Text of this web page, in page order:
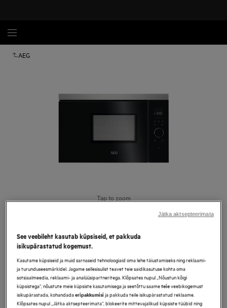
AEG
Tap to zoom
MBB1756SEM
Integreeritud Mikrolaineahi 8000
Seeria TouchOpen
Eelised
Mikrolaineahju uks avaneb elektroonilise, puutetundliku ukse abil kiiresti.
Salvestage kiireks juurdepääsuks kuni 3 lemmikfunktsiooni kohandatud
mikrolaineseadetena.
See veebileht kasutab küpsiseid, et pakkuda
isikupärastatud kogemust.
Kasutame küpsiseid ja muid sarnaseid tehnoloogiaid oma lehe täiustamiseks ning reklaami-
ja turunduseesmärkidel. Jagame sellesisulist teavet teie saidikasutuse kohta oma
sotsiaalmeedia, reklaami- ja analüüsipartneritega. Klõpsates nupul „Nõustun kõigi
küpsistega“, nõustute meie küpsiste kasutamisega ja seetõttu saameteieveebikogemust
isikupärastada, kohandadaeripakkumisija pakkuda teile isikupärastatud reklaame.
Klõpsates nupul „Jätka aktsepteerimata“, blokeerite mittevajalikud küpsiste tüübid ning
Jätka aktsepteerimata